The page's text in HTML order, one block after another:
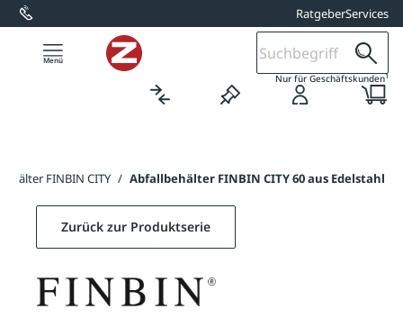
springen RatgeberServices
Nur für Geschäftskunden1
FINBIN CITY / Abfallbehälter FINBIN CITY 60 aus Edelstahl
Zurück zur Produktserie